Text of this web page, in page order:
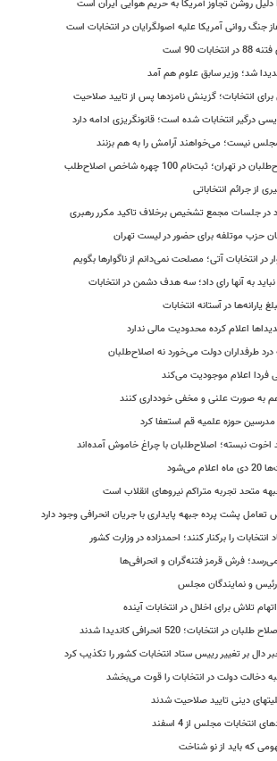
جنگ روانی آمریکا علیه اصولگرایان در انتخابات است
90 است
شد؛ وزیر سابق علوم هم آمد
برای انتخابات؛ گزینش نامزدها پس از تایید صلاحیت
درگیر انتخابات شده است؛ قانونگریزی ادامه دارد
نیست؛ می‌خواهند آرامش را به هم بزنند
از جرائم انتخاباتی
در جلسات مجمع تشخیص برخلاف تاکید مکرر رهبری
حزب موتلفه برای حضور در لیست تهران
در انتخابات آتی؛ مصلحت نمی‌دانم از ناگوارها بگویم
به آنها رای داد؛‌ سه هدف دشمن در انتخابات
در آستانه انتخابات
اعلام کرده محدودیت مالی ندارد
طرفداران دولت می‌خورد نه اصلاح‌طلبان
فردا اعلام موجودیت می‌کند
به صورت علنی و مخفی خودداری کنند
حوزه علمیه قم استعفا کرد
نبسته؛ اصلاح‌طلبان با چراغ خاموش آمده‌اند
متحد تجربه متراکم نیروهای انقلاب است
پشت پرده جبهه پایداری با جریان انحرافی وجود دارد
را برکنار کنند؛ احمدزاده در وزارت کشور
فرش قرمز فتنه‌گران و انحرافی‌ها
رئیس و نمایندگان مجلس
تلاش برای اخلال در انتخابات آینده
انتخابات؛ 520 انحرافی کاندیدا شدند
دال بر تغییر رییس ستاد انتخابات کشور را تکذیب کرد
دخالت دولت در انتخابات را قوت می‌بخشد
دینی تایید صلاحیت شدند
انتخابات مجلس از 4 اسفند
که باید از نو شناخت